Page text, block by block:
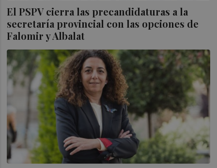
El PSPV cierra las precandidaturas a la
secretaría provincial con las opciones de
Falomir y Albalat